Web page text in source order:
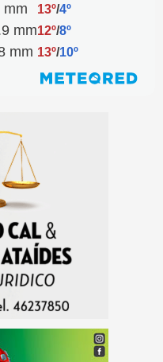
mm 13º/4º
mm12º/8º
mm 13º/10º